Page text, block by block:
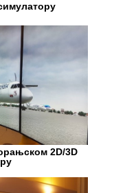
2D/3D